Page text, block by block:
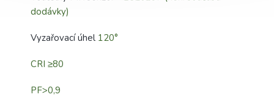
dodávky)
Vyzařovací úhel 120°
CRI ≥80
PF>0,9